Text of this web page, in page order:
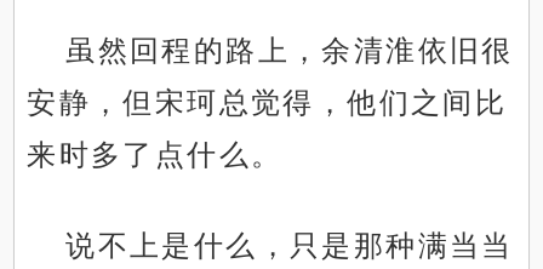
虽然回程的路上，余清淮依旧很
安静，但宋珂总觉得，他们之间比
来时多了点什么。
说不上是什么，只是那种满当当